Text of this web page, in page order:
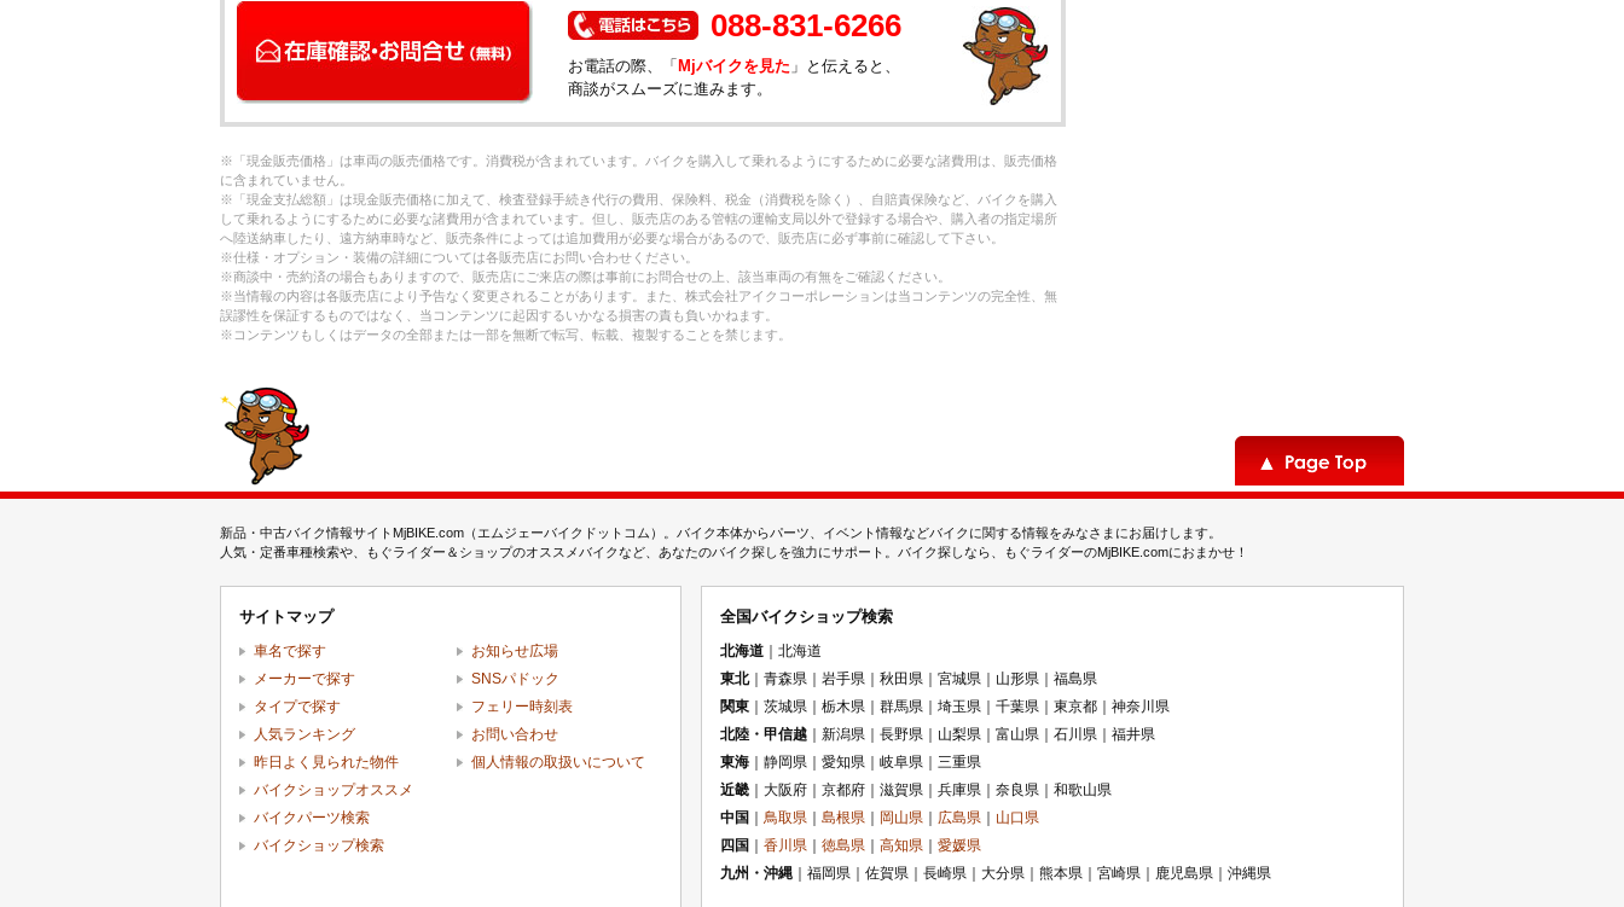
088-831-6266
お電話の際、「 Mjバイクを見た 」と伝えると、
商談がスムーズに進みます。
※「現金販売価格」は車両の販売価格です。消費税が含まれています。バイクを購入して乗れるようにするために必要な諸費用は、販売価格
に含まれていません。
※「現金支払総額」は現金販売価格に加えて、検査登録手続き代行の費用、保険料、税金（消費税を除く）、自賠責保険など、バイクを購入
して乗れるようにするために必要な諸費用が含まれています。但し、販売店のある管轄の運輸支局以外で登録する場合や、購入者の指定場所
へ陸送納車したり、遠方納車時など、販売条件によっては追加費用が必要な場合があるので、販売店に必ず事前に確認して下さい。
※仕様・オプション・装備の詳細については各販売店にお問い合わせください。
※商談中・売約済の場合もありますので、販売店にご来店の際は事前にお問合せの上、該当車両の有無をご確認ください。
※当情報の内容は各販売店により予告なく変更されることがあります。また、株式会社アイクコーポレーションは当コンテンツの完全性、無
誤謬性を保証するものではなく、当コンテンツに起因するいかなる損害の責も負いかねます。
※コンテンツもしくはデータの全部または一部を無断で転写、転載、複製することを禁じます。
新品・中古バイク情報サイトMjBIKE.com（エムジェーバイクドットコム）。バイク本体からパーツ、イベント情報などバイクに関する情報をみなさまにお届けします。
人気・定番車種検索や、もぐライダー＆ショップのオススメバイクなど、あなたのバイク探しを強力にサポート。バイク探しなら、もぐライダーのMjBIKE.comにおまかせ！
サイトマップ
車名で探す
メーカーで探す
タイプで探す
人気ランキング
昨日よく見られた物件
バイクショップオススメ
バイクパーツ検索
バイクショップ検索
お知らせ広場
SNSパドック
フェリー時刻表
お問い合わせ
個人情報の取扱いについて
全国バイクショップ検索
北海道 ｜北海道
東北｜青森県｜岩手県｜秋田県｜宮城県｜山形県｜福島県
関東 ｜茨城県｜栃木県｜群馬県｜埼玉県｜千葉県｜東京都｜神奈川県
北陸・甲信越 ｜新潟県｜長野県｜山梨県｜富山県｜石川県｜福井県
東海 ｜静岡県｜愛知県｜岐阜県｜三重県
近畿 ｜大阪府｜京都府｜滋賀県｜兵庫県｜奈良県｜和歌山県
中国
鳥取県 島根県 岡山県 広島県
山口県
四国
香川県 徳島県 高知県
愛媛県
九州・沖縄 ｜福岡県｜佐賀県｜長崎県｜大分県｜熊本県｜宮崎県｜鹿児島県｜沖縄県